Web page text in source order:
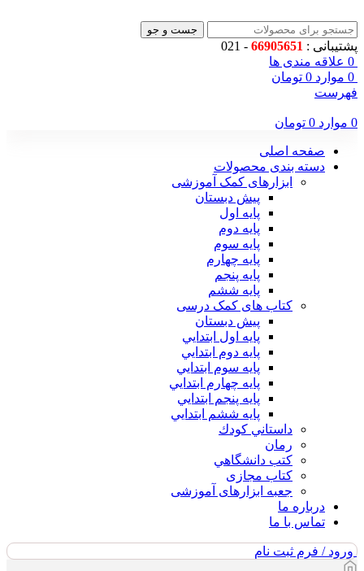
جست و جو
پشتیبانی : 66905651
- 021
0 علاقه مندی ها
0 موارد 0 تومان
فهرست
0 موارد 0 تومان
صفحه اصلی
دسته بندی محصولات
ابزارهای کمک آموزشی
پیش دبستان
پایه اول
پایه دوم
پایه سوم
پایه چهارم
پايه پنجم
پایه ششم
کتاب های کمک درسی
پیش دبستان
پايه اول ابتدايي
پايه دوم ابتدايي
پايه سوم ابتدايي
پايه چهارم ابتدايي
پايه پنجم ابتدايي
پايه ششم ابتدايي
داستاني كودك
رمان
كتب دانشگاهي
کتاب مجازی
جعبه ابزارهای آموزشی
درباره ما
تماس با ما
ورود / فرم ثبت نام